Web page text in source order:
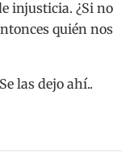
injusticia. ¿Si no
quién nos
las dejo ahí..